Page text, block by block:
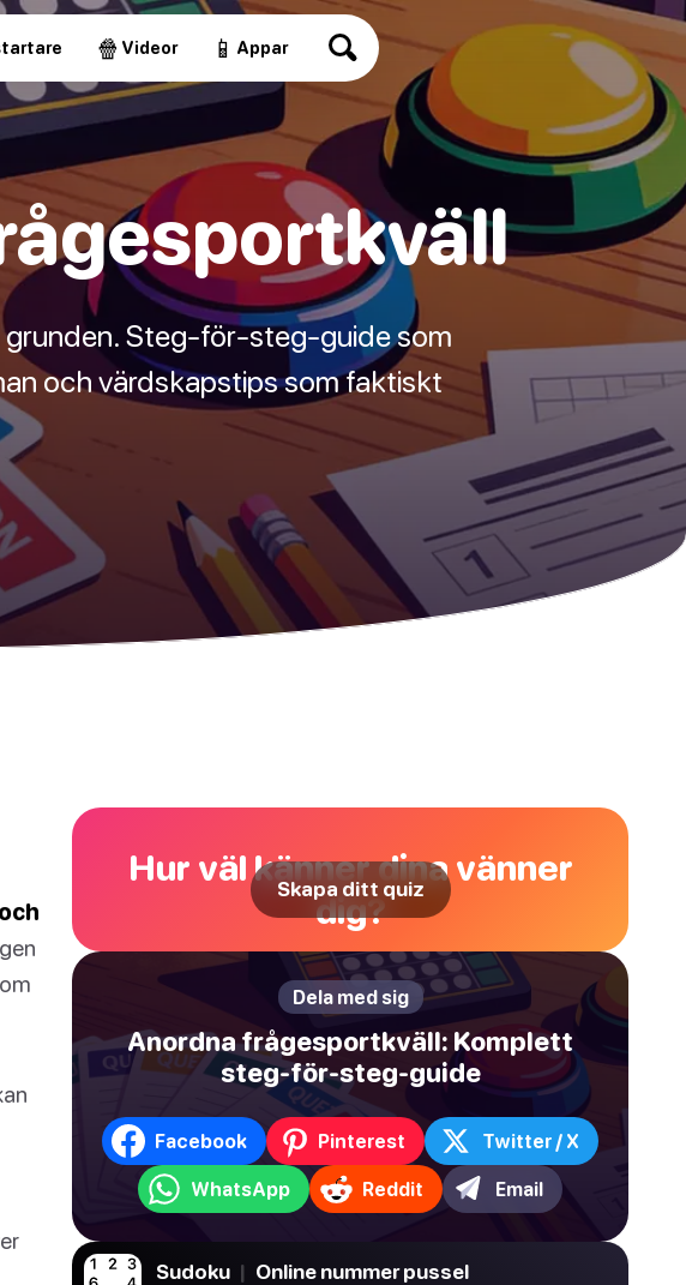
🍿 Videor 📱 Appar
Steg-för-steg-guide som
och värdskapstips som faktiskt
Hur väl känner dina vänner
dig?
Skapa ditt quiz
Dela med sig
Anordna frågesportkväll: Komplett
steg-för-steg-guide
Facebook Pinterest Twitter / X
WhatsApp Reddit Email
Sudoku | Online nummer pussel